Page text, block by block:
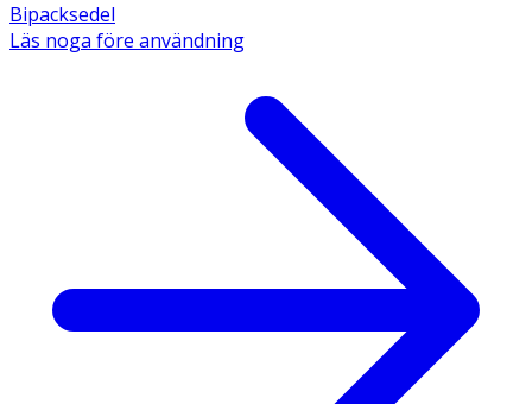
Bipacksedel
Läs noga före användning